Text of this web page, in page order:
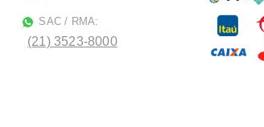
SAC / RMA:
(21) 3523-8000